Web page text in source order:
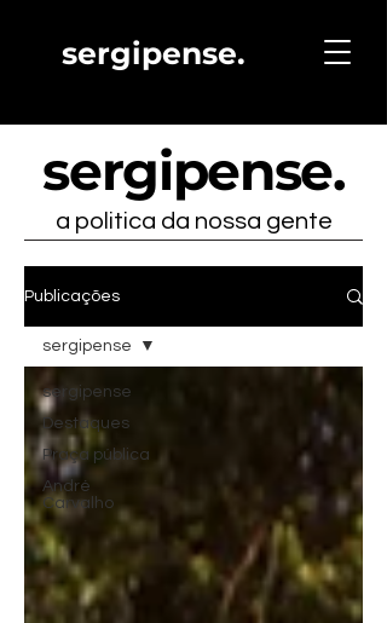
sergipense.
sergipense.
a politica da nossa gente
Publicações
sergipense
Destaques
Praça pública
André
Carvalho
sergipense